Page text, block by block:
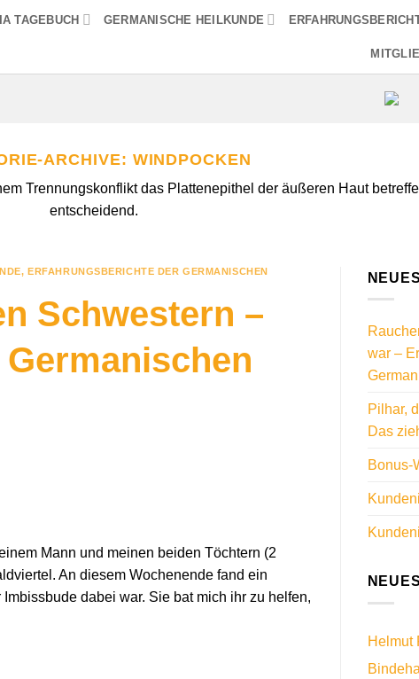
TAGEBUCH GERMANISCHE HEILKUNDE
ARCHIVE: WINDPOCKEN
Trennungskonflikt das Plattenepithel der äußeren Haut
entscheidend.
,ERFAHRUNGSBERICHTE DER GERMANISCHEN
Schwestern –
Mann und meinen beiden Töchtern (2
An diesem Wochenende fand ein
dabei war. Sie bat mich ihr zu helfen,
war –
Pilhar,
Das
Bonus-
Helmut